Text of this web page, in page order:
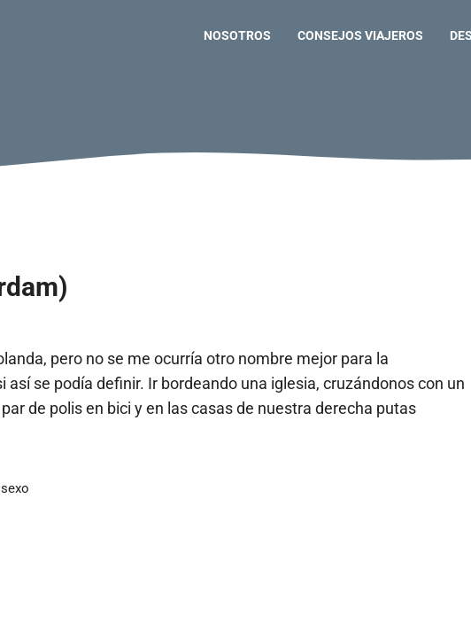
NOSOTROS CONSEJOS VIAJEROS
pero no se me ocurría otro nombre mejor para la
así se podía definir. Ir bordeando una iglesia, cruzándonos con un
de polis en bici y en las casas de nuestra derecha putas
sexo